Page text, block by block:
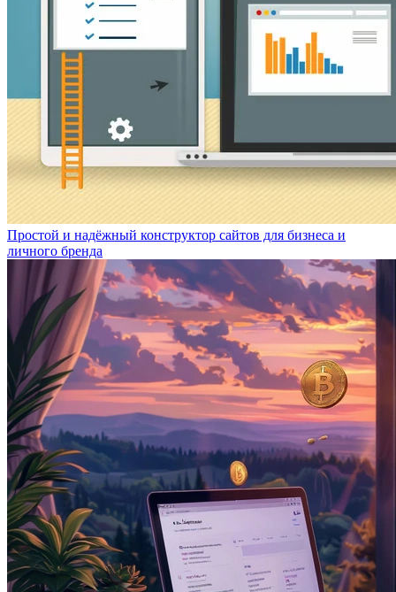
Простой и надёжный конструктор сайтов для бизнеса и
личного бренда